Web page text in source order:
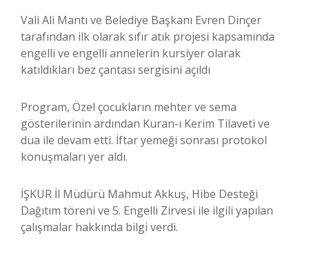
Vali Ali Mantı ve Belediye Başkanı Evren Dinçer
tarafından ilk olarak sıfır atık projesi kapsamında
engelli ve engelli annelerin kursiyer olarak
katıldıkları bez çantası sergisini açıldı
Program, Özel çocukların mehter ve sema
gösterilerinin ardından Kuran-ı Kerim Tilaveti ve
dua ile devam etti. İftar yemeği sonrası protokol
konuşmaları yer aldı.
İŞKUR İl Müdürü Mahmut Akkuş, Hibe Desteği
Dağıtım töreni ve 5. Engelli Zirvesi ile ilgili yapılan
çalışmalar hakkında bilgi verdi.